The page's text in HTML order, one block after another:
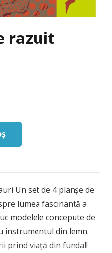
razuit
Un set de 4 planșe de
lumea fascinantă a
modelele concepute de
instrumentul din lemn.
prind viață din fundal!